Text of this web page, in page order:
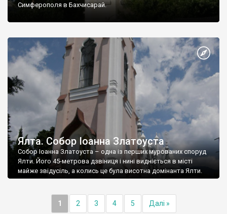
Симферополя в Бахчисарай.
Ялта. Собор Іоанна Златоуста
Собор Іоанна Златоуста – одна із перших мурованих споруд
Ялти. Його 45-метрова дзвіниця і нині видніється в місті
майже звідусіль, а колись це була висотна домінанта Ялти.
1 2 3 4 5 Далі »